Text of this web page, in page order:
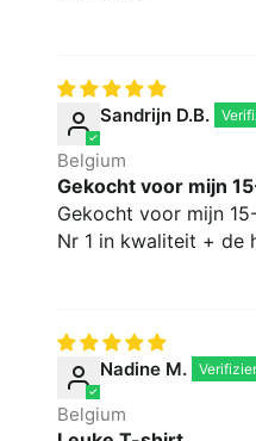
Sandrijn D.B.
Belgium
Gekocht voor mijn
Gekocht voor mijn
Nr 1 in kwaliteit + de
Nadine M.
Belgium